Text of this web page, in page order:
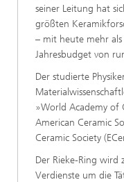
seiner Leitung hat
größten
– mit heute mehr
Jahresbudget von
Der studierte
»World Academy of
American Ceramic
Ceramic Society
Der Rieke-Ring wird
Verdienste um die